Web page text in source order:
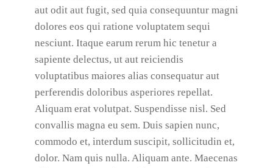
aut odit aut fugit, sed quia consequuntur magni
dolores eos qui ratione voluptatem sequi
nesciunt. Itaque earum rerum hic tenetur a
sapiente delectus, ut aut reiciendis
voluptatibus maiores alias consequatur aut
perferendis doloribus asperiores repellat.
Aliquam erat volutpat. Suspendisse nisl. Sed
convallis magna eu sem. Duis sapien nunc,
commodo et, interdum suscipit, sollicitudin et,
dolor. Nam quis nulla. Aliquam ante. Maecenas